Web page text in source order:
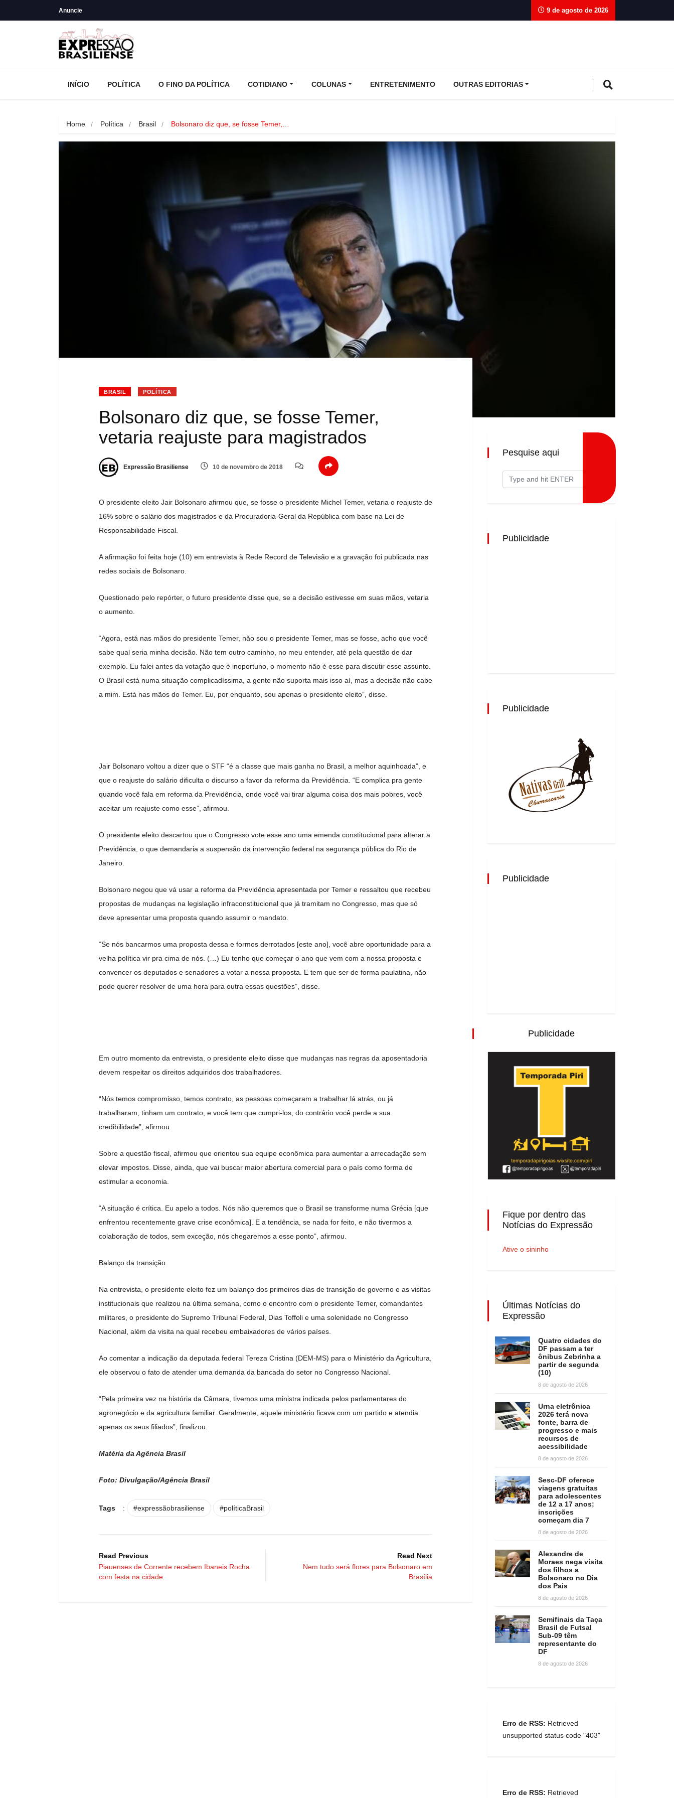
Anuncie 9 de agosto de 2026
INÍCIO POLÍTICA O FINO DA POLÍTICA COTIDIANO COLUNAS ENTRETENIMENTO OUTRAS EDITORIAS
Home Política Brasil Bolsonaro diz que, se fosse Temer,…
BRASIL POLÍTICA
Bolsonaro diz que, se fosse Temer,
vetaria reajuste para magistrados
Expressão Brasiliense 10 de novembro de 2018
O presidente eleito Jair Bolsonaro afirmou que, se fosse o presidente Michel Temer, vetaria o reajuste de
16% sobre o salário dos magistrados e da Procuradoria-Geral da República com base na Lei de
Responsabilidade Fiscal.
A afirmação foi feita hoje (10) em entrevista à Rede Record de Televisão e a gravação foi publicada nas
redes sociais de Bolsonaro.
Questionado pelo repórter, o futuro presidente disse que, se a decisão estivesse em suas mãos, vetaria
o aumento.
“Agora, está nas mãos do presidente Temer, não sou o presidente Temer, mas se fosse, acho que você
sabe qual seria minha decisão. Não tem outro caminho, no meu entender, até pela questão de dar
exemplo. Eu falei antes da votação que é inoportuno, o momento não é esse para discutir esse assunto.
O Brasil está numa situação complicadíssima, a gente não suporta mais isso aí, mas a decisão não cabe
a mim. Está nas mãos do Temer. Eu, por enquanto, sou apenas o presidente eleito”, disse.
Jair Bolsonaro voltou a dizer que o STF “é a classe que mais ganha no Brasil, a melhor aquinhoada”, e
que o reajuste do salário dificulta o discurso a favor da reforma da Previdência. “E complica pra gente
quando você fala em reforma da Previdência, onde você vai tirar alguma coisa dos mais pobres, você
aceitar um reajuste como esse”, afirmou.
O presidente eleito descartou que o Congresso vote esse ano uma emenda constitucional para alterar a
Previdência, o que demandaria a suspensão da intervenção federal na segurança pública do Rio de
Janeiro.
Bolsonaro negou que vá usar a reforma da Previdência apresentada por Temer e ressaltou que recebeu
propostas de mudanças na legislação infraconstitucional que já tramitam no Congresso, mas que só
deve apresentar uma proposta quando assumir o mandato.
“Se nós bancarmos uma proposta dessa e formos derrotados [este ano], você abre oportunidade para a
velha política vir pra cima de nós. (…) Eu tenho que começar o ano que vem com a nossa proposta e
convencer os deputados e senadores a votar a nossa proposta. E tem que ser de forma paulatina, não
pode querer resolver de uma hora para outra essas questões”, disse.
Em outro momento da entrevista, o presidente eleito disse que mudanças nas regras da aposentadoria
devem respeitar os direitos adquiridos dos trabalhadores.
“Nós temos compromisso, temos contrato, as pessoas começaram a trabalhar lá atrás, ou já
trabalharam, tinham um contrato, e você tem que cumpri-los, do contrário você perde a sua
credibilidade”, afirmou.
Sobre a questão fiscal, afirmou que orientou sua equipe econômica para aumentar a arrecadação sem
elevar impostos. Disse, ainda, que vai buscar maior abertura comercial para o país como forma de
estimular a economia.
“A situação é crítica. Eu apelo a todos. Nós não queremos que o Brasil se transforme numa Grécia [que
enfrentou recentemente grave crise econômica]. E a tendência, se nada for feito, e não tivermos a
colaboração de todos, sem exceção, nós chegaremos a esse ponto”, afirmou.
Balanço da transição
Na entrevista, o presidente eleito fez um balanço dos primeiros dias de transição de governo e as visitas
institucionais que realizou na última semana, como o encontro com o presidente Temer, comandantes
militares, o presidente do Supremo Tribunal Federal, Dias Toffoli e uma solenidade no Congresso
Nacional, além da visita na qual recebeu embaixadores de vários países.
Ao comentar a indicação da deputada federal Tereza Cristina (DEM-MS) para o Ministério da Agricultura,
ele observou o fato de atender uma demanda da bancada do setor no Congresso Nacional.
“Pela primeira vez na história da Câmara, tivemos uma ministra indicada pelos parlamentares do
agronegócio e da agricultura familiar. Geralmente, aquele ministério ficava com um partido e atendia
apenas os seus filiados”, finalizou.
Matéria da Agência Brasil
Foto: Divulgação/Agência Brasil
Tags : #expressãobrasiliense #políticaBrasil
Read Previous
Piauenses de Corrente recebem Ibaneis Rocha
com festa na cidade
Read Next
Nem tudo será flores para Bolsonaro em
Brasília
Pesquise aqui
Publicidade
Publicidade
Publicidade
Publicidade
Fique por dentro das
Notícias do Expressão
Ative o sininho
Últimas Notícias do
Expressão
Quatro cidades do
DF passam a ter
ônibus Zebrinha a
partir de segunda
(10)
8 de agosto de 2026
Urna eletrônica
2026 terá nova
fonte, barra de
progresso e mais
recursos de
acessibilidade
8 de agosto de 2026
Sesc-DF oferece
viagens gratuitas
para adolescentes
de 12 a 17 anos;
inscrições
começam dia 7
8 de agosto de 2026
Alexandre de
Moraes nega visita
dos filhos a
Bolsonaro no Dia
dos Pais
8 de agosto de 2026
Semifinais da Taça
Brasil de Futsal
Sub-09 têm
representante do
DF
8 de agosto de 2026
Erro de RSS: Retrieved
unsupported status code "403"
Erro de RSS: Retrieved